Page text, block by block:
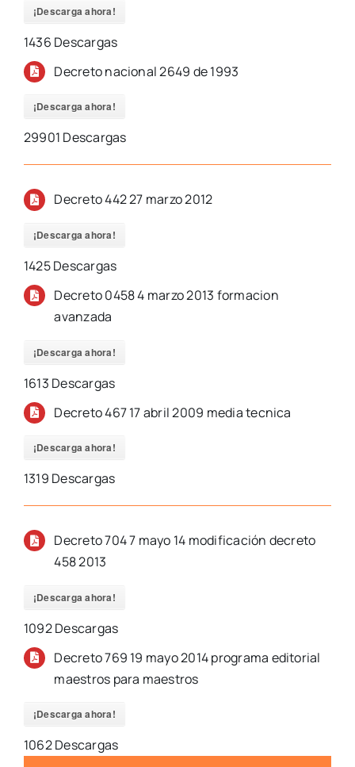
¡Descarga ahora!
1436 Descargas
Decreto nacional 2649 de 1993
¡Descarga ahora!
29901 Descargas
Decreto 442 27 marzo 2012
¡Descarga ahora!
1425Descargas
Decreto 0458 4 marzo 2013 formacion
avanzada
¡Descarga ahora!
1613 Descargas
Decreto 467 17 abril 2009 media tecnica
¡Descarga ahora!
1319 Descargas
Decreto 704 7 mayo 14 modificación decreto
458 2013
¡Descarga ahora!
1092Descargas
Decreto 769 19 mayo 2014 programa editorial
maestros para maestros
¡Descarga ahora!
1062Descargas